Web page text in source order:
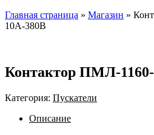
Главная страница » Магазин »
10А-380В
Контактор ПМЛ-
Категория: Пускатели
Описание